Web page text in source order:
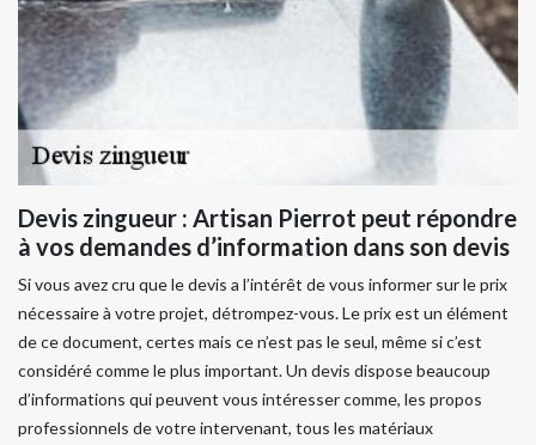
Devis zingueur : Artisan Pierrot peut répondre
à vos demandes d’information dans son devis
Si vous avez cru que le devis a l’intérêt de vous informer sur le prix
nécessaire à votre projet, détrompez-vous. Le prix est un élément
de ce document, certes mais ce n’est pas le seul, même si c’est
considéré comme le plus important. Un devis dispose beaucoup
d’informations qui peuvent vous intéresser comme, les propos
professionnels de votre intervenant, tous les matériaux